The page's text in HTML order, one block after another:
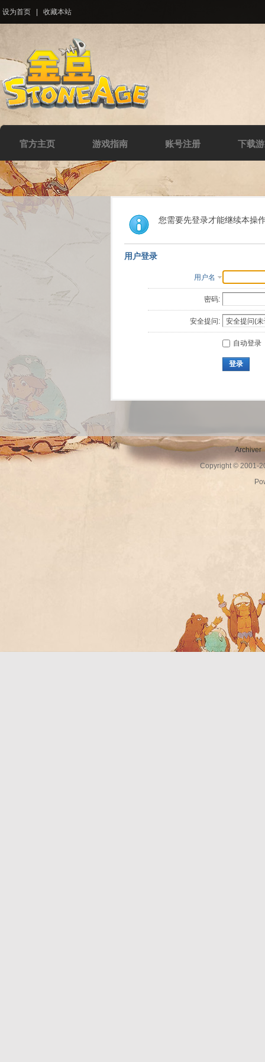
设为首页 收藏本站
官方主页 游戏指南 账号注册 下载
您需要先登录才能继续本操
用户登录
用户名
密码:
安全提问:
自动登录
登录
Archiver
Copyright © 2001-